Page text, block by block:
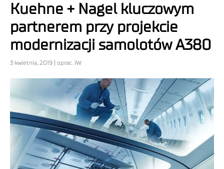
Kuehne + Nagel kluczowym
partnerem przy projekcie
modernizacji samolotów A380
3 kwietnia, 2019 | oprac. IW